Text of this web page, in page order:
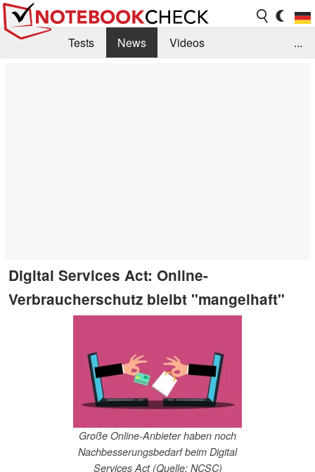
Tests News
Videos
...
Digital Services Act: Online-
Verbraucherschutz bleibt "mangelhaft"
Große Online-Anbieter haben noch
Nachbesserungsbedarf beim Digital
Services Act (Quelle: NCSC)